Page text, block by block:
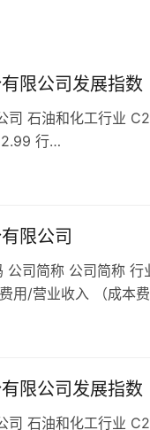
限公司发展指数
司 石油和化工行业
行…
限公司
公司简称 公司简称
用/营业收入 （成本
限公司发展指数
司 石油和化工行业